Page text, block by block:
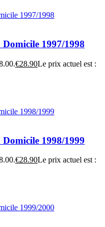
1997/1998
€28.90Le prix actuel est :
1998/1999
€28.90Le prix actuel est :